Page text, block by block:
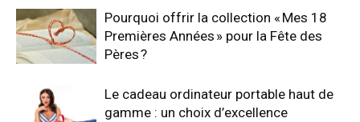
Pourquoi offrir la collection « Mes 18
Premières Années » pour la Fête des
Pères ?
Le cadeau ordinateur portable haut de
gamme : un choix d’excellence